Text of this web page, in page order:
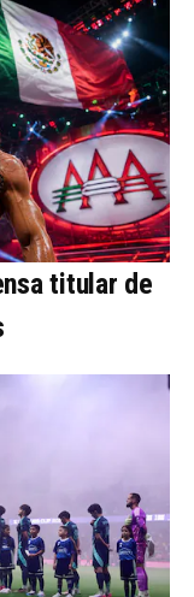
titular de